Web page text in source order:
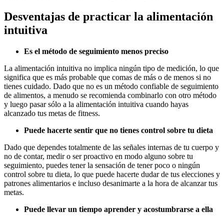
Desventajas de practicar la alimentación
intuitiva
Es el método de seguimiento menos preciso
La alimentación intuitiva no implica ningún tipo de medición, lo que
significa que es más probable que comas de más o de menos si no
tienes cuidado. Dado que no es un método confiable de seguimiento
de alimentos, a menudo se recomienda combinarlo con otro método
y luego pasar sólo a la alimentación intuitiva cuando hayas
alcanzado tus metas de fitness.
Puede hacerte sentir que no tienes control sobre tu dieta
Dado que dependes totalmente de las señales internas de tu cuerpo y
no de contar, medir o ser proactivo en modo alguno sobre tu
seguimiento, puedes tener la sensación de tener poco o ningún
control sobre tu dieta, lo que puede hacerte dudar de tus elecciones y
patrones alimentarios e incluso desanimarte a la hora de alcanzar tus
metas.
Puede llevar un tiempo aprender y acostumbrarse a ella